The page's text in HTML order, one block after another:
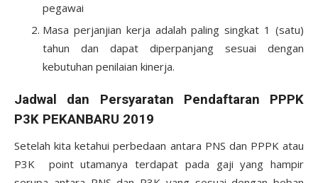
pegawai
Masa perjanjian kerja adalah paling singkat 1 (satu)
tahun dan dapat diperpanjang sesuai dengan
kebutuhan penilaian kinerja.
Jadwal dan Persyaratan Pendaftaran PPPK
P3K PEKANBARU 2019
Setelah kita ketahui perbedaan antara PNS dan PPPK atau
P3K point utamanya terdapat pada gaji yang hampir